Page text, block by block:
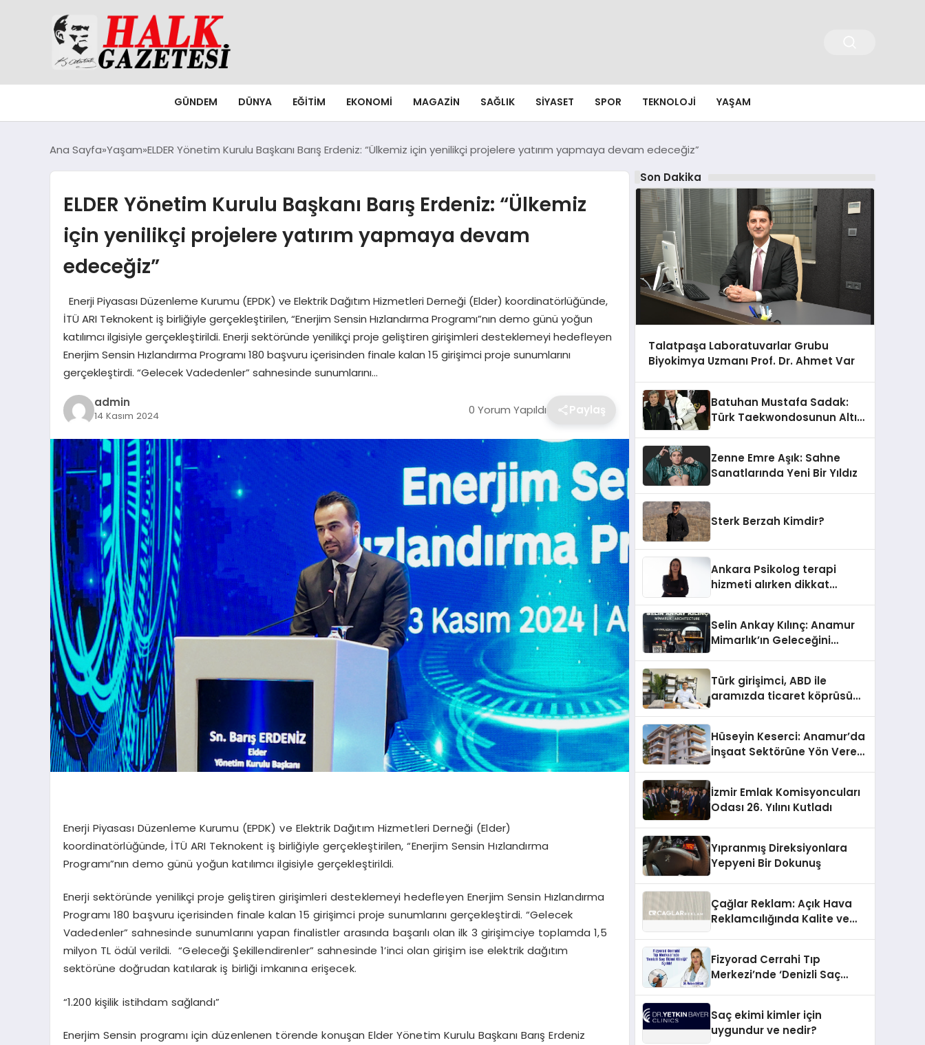
GÜNDEM DÜNYA EĞITIM EKONOMI MAGAZIN SAĞLIK SIYASET SPOR TEKNOLOJI YAŞAM
Ana Sayfa Yaşam ELDER Yönetim Kurulu Başkanı Barış Erdeniz: “Ülkemiz için yenilikçi projelere yatırım yapmaya devam edeceğiz”
ELDER Yönetim Kurulu Başkanı Barış Erdeniz: “Ülkemiz
için yenilikçi projelere yatırım yapmaya devam
edeceğiz”
Enerji Piyasası Düzenleme Kurumu (EPDK) ve Elektrik Dağıtım Hizmetleri Derneği (Elder) koordinatörlüğünde,
İTÜ ARI Teknokent iş birliğiyle gerçekleştirilen, “Enerjim Sensin Hızlandırma Programı”nın demo günü yoğun
katılımcı ilgisiyle gerçekleştirildi. Enerji sektöründe yenilikçi proje geliştiren girişimleri desteklemeyi hedefleyen
Enerjim Sensin Hızlandırma Programı 180 başvuru içerisinden finale kalan 15 girişimci proje sunumlarını
gerçekleştirdi. “Gelecek Vadedenler” sahnesinde sunumlarını…
admin
14 Kasım 2024 0 Yorum Yapıldı Paylaş
Enerji Piyasası Düzenleme Kurumu (EPDK) ve Elektrik Dağıtım Hizmetleri Derneği (Elder)
koordinatörlüğünde, İTÜ ARI Teknokent iş birliğiyle gerçekleştirilen, “Enerjim Sensin Hızlandırma
Programı”nın demo günü yoğun katılımcı ilgisiyle gerçekleştirildi.
Enerji sektöründe yenilikçi proje geliştiren girişimleri desteklemeyi hedefleyen Enerjim Sensin Hızlandırma
Programı 180 başvuru içerisinden finale kalan 15 girişimci proje sunumlarını gerçekleştirdi. “Gelecek
Vadedenler” sahnesinde sunumlarını yapan finalistler arasında başarılı olan ilk 3 girişimciye toplamda 1,5
milyon TL ödül verildi. “Geleceği Şekillendirenler” sahnesinde 1’inci olan girişim ise elektrik dağıtım
sektörüne doğrudan katılarak iş birliği imkanına erişecek.
“1.200 kişilik istihdam sağlandı”
Enerjim Sensin programı için düzenlenen törende konuşan Elder Yönetim Kurulu Başkanı Barış Erdeniz
Son Dakika
Talatpaşa Laboratuvarlar Grubu
Biyokimya Uzmanı Prof. Dr. Ahmet Var
Batuhan Mustafa Sadak:
Türk Taekwondosunun Altın
Zenne Emre Aşık: Sahne
Sanatlarında Yeni Bir Yıldız
Sterk Berzah Kimdir?
Ankara Psikolog terapi
hizmeti alırken dikkat
Selin Ankay Kılınç: Anamur
Mimarlık’ın Geleceğini
Türk girişimci, ABD ile
aramızda ticaret köprüsü
Hüseyin Keserci: Anamur’da
İnşaat Sektörüne Yön Veren
İzmir Emlak Komisyoncuları
Odası 26. Yılını Kutladı
Yıpranmış Direksiyonlara
Yepyeni Bir Dokunuş
Çağlar Reklam: Açık Hava
Reklamcılığında Kalite ve
Fizyorad Cerrahi Tıp
Merkezi’nde ‘Denizli Saç
Saç ekimi kimler için
uygundur ve nedir?